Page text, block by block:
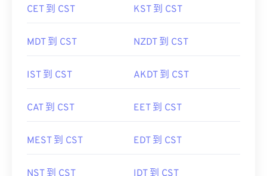
CET 到 CST KST 到 CST
MDT 到 CST NZDT 到 CST
IST 到 CST AKDT 到 CST
CAT 到 CST EET 到 CST
MEST 到 CST EDT 到 CST
NST 到 CST IDT 到 CST